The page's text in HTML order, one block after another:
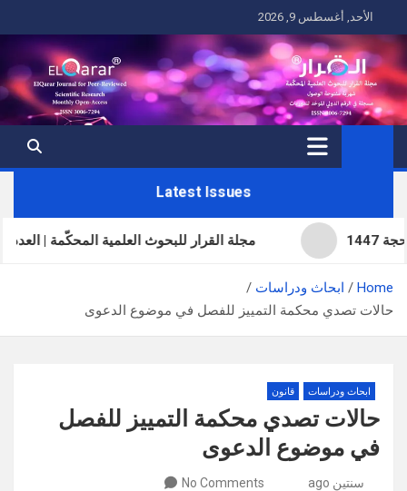
to
content
الأحد, أغسطس 9, 2026
Latest Issues
مجلة القرار للبحوث العلمية المحكّمة | العدد الحادي
Home
ابحاث ودراسات
حالات تصدي محكمة التمييز للفصل في موضوع الدعوى
ابحاث ودراسات قانون
حالات تصدي محكمة التمييز للفصل
في موضوع الدعوى
سنتين ago No Comments